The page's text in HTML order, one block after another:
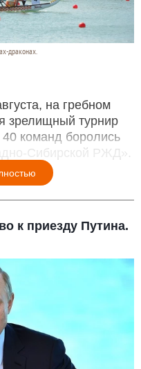
драконах.
на гребном
зрелищный турнир
команд боролись
Сибирской РЖД».
к приезду Путина.